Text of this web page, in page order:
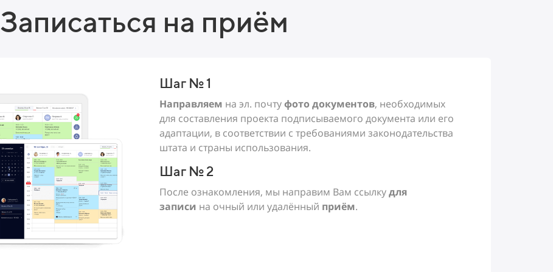
Записаться на приём
Шаг № 1
Направляем на эл. почтуфото документов, необходимых
для составления проекта подписываемого документа или его
адаптации, в соответствии с требованиями законодательства
штата и страны использования.
Шаг № 2
После ознакомления, мы направим Вам ссылкудля
записи на очный или удалённый приём.